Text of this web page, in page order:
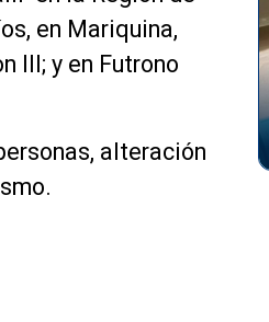
en Mariquina,
III; y en Futrono
alteración